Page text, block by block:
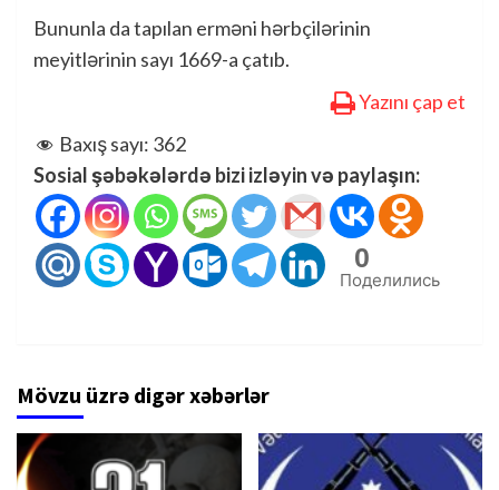
Bununla da tapılan erməni hərbçilərinin
meyitlərinin sayı 1669-a çatıb.
Yazını çap et
Baxış sayı: 362
Sosial şəbəkələrdə bizi izləyin və paylaşın:
0
Поделились
Mövzu üzrə digər xəbərlər